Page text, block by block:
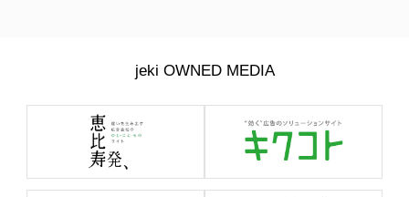
jeki OWNED MEDIA